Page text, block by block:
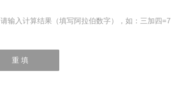
请输入计算结果（填写阿拉伯数字），如：三加四=7